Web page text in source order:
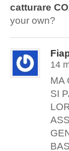
catturare
your own?
14
MA
SI